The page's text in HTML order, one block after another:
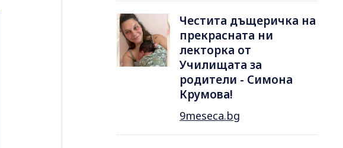
Честита дъщеричка на
прекрасната ни
лекторка от
Училищата за
родители - Симона
Крумова!
9meseca.bg